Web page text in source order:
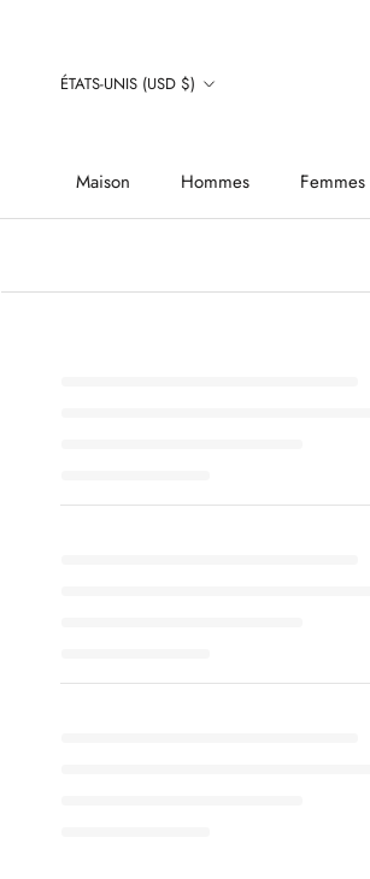
contenu
Maison
Hommes Femmes
Pays/région
ÉTATS-UNIS (USD $)